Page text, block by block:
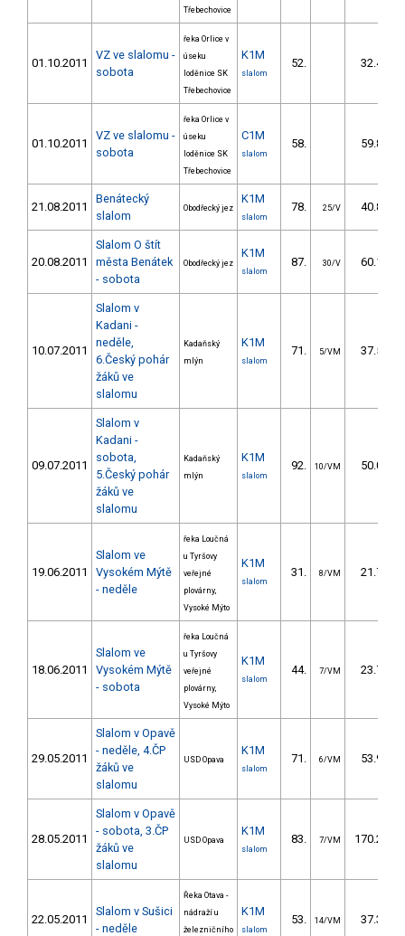
Třebechovice
01.10.2011
VZ ve slalomu -
sobota
řeka Orlice v
úseku
loděnice SK
Třebechovice
K1M
slalom
52. 32.40
01.10.2011
VZ ve slalomu -
sobota
řeka Orlice v
úseku
loděnice SK
Třebechovice
C1M
slalom
58. 59.80
21.08.2011
Benátecký
slalom
Obodřecký jez
K1M
slalom
78. 25/V 40.80
20.08.2011
Slalom O štít
města Benátek
- sobota
Obodřecký jez
K1M
slalom
87. 30/V 60.10
10.07.2011
Slalom v
Kadani -
neděle,
6.Český pohár
žáků ve
slalomu
Kadaňský
mlýn
K1M
slalom
71. 5/VM 37.50
09.07.2011
Slalom v
Kadani -
sobota,
5.Český pohár
žáků ve
slalomu
Kadaňský
mlýn
K1M
slalom
92. 10/VM 50.00
19.06.2011
Slalom ve
Vysokém Mýtě
- neděle
řeka Loučná
u Tyršovy
veřejné
plovárny,
Vysoké Mýto
K1M
slalom
31. 8/VM 21.70
18.06.2011
Slalom ve
Vysokém Mýtě
- sobota
řeka Loučná
u Tyršovy
veřejné
plovárny,
Vysoké Mýto
K1M
slalom
44. 7/VM 23.70
29.05.2011
Slalom v Opavě
- neděle, 4.ČP
žáků ve
slalomu
USD Opava
K1M
slalom
71. 6/VM 53.90
28.05.2011
Slalom v Opavě
- sobota, 3.ČP
žáků ve
slalomu
USD Opava
K1M
slalom
83. 7/VM 170.20
22.05.2011
Slalom v Sušici
- neděle
Řeka Otava -
nádraží u
železničního
K1M
slalom
53. 14/VM 37.30